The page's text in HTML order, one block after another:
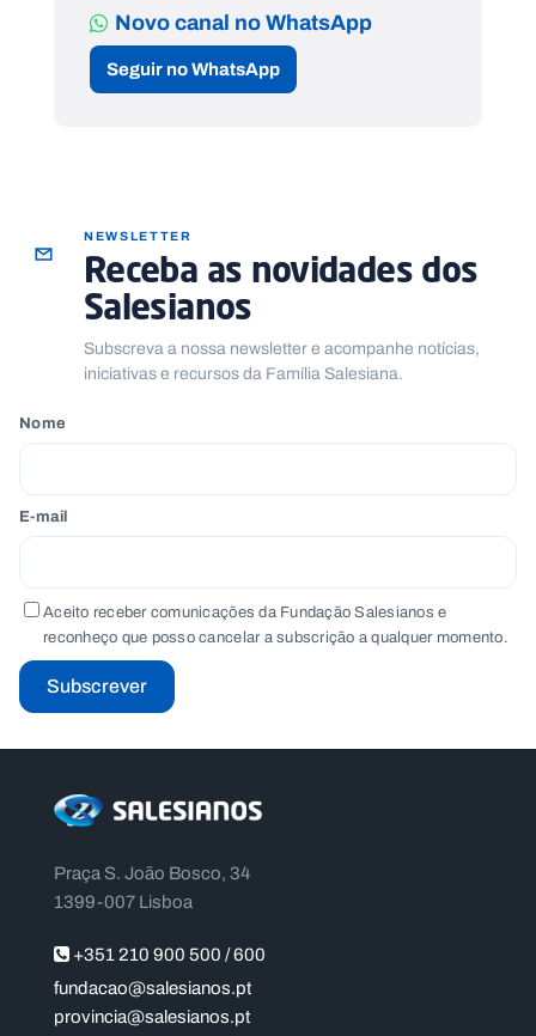
Novo canal no WhatsApp
Seguir no WhatsApp
NEWSLETTER
Receba as novidades dos
Salesianos
Subscreva a nossa newsletter e acompanhe notícias,
iniciativas e recursos da Família Salesiana.
Nome
E-mail
Aceito receber comunicações da Fundação Salesianos e
reconheço que posso cancelar a subscrição a qualquer momento.
Subscrever
Praça S. João Bosco, 34
1399-007 Lisboa
+351 210 900 500 / 600
fundacao@salesianos.pt
provincia@salesianos.pt